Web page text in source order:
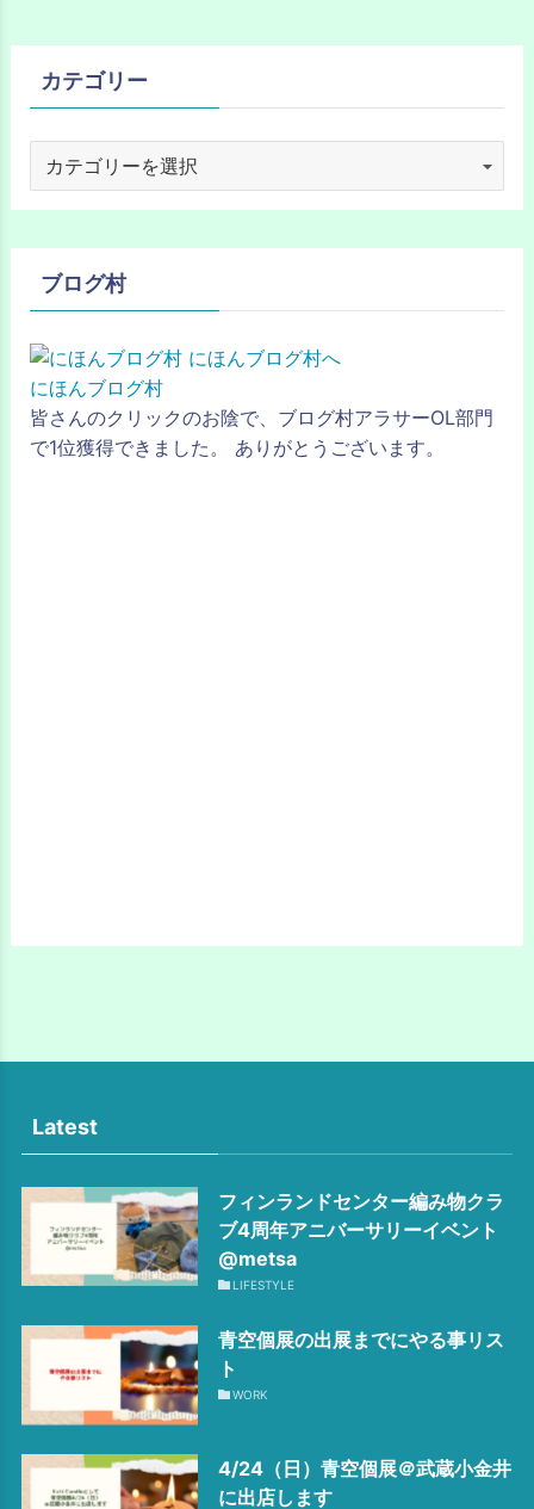
カテゴリー
ブログ村
にほんブログ村
皆さんのクリックのお陰で、ブログ村アラサーOL部門
で1位獲得できました。 ありがとうございます。
Latest
フィンランドセンター編み物クラ
ブ4周年アニバーサリーイベント
@metsa
LIFESTYLE
青空個展の出展までにやる事リス
ト
WORK
4/24（日）青空個展＠武蔵小金井
に出店します